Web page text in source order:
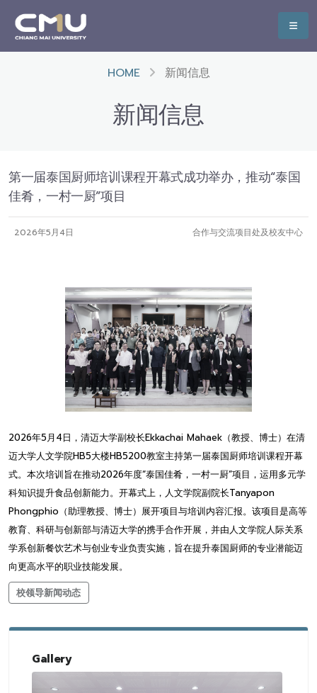
HOME 新闻信息
新闻信息
第一届泰国厨师培训课程开幕式成功举办，推动“泰国
佳肴，一村一厨”项目
2026年5月4日 合作与交流项目处及校友中心
2026年5月4日，清迈大学副校长Ekkachai Mahaek（教授、博士）在清
迈大学人文学院HB5大楼HB5200教室主持第一届泰国厨师培训课程开幕
式。本次培训旨在推动2026年度“泰国佳肴，一村一厨”项目，运用多元学
科知识提升食品创新能力。开幕式上，人文学院副院长Tanyapon
Phongphio（助理教授、博士）展开项目与培训内容汇报。该项目是高等
教育、科研与创新部与清迈大学的携手合作开展，并由人文学院人际关系
学系创新餐饮艺术与创业专业负责实施，旨在提升泰国厨师的专业潜能迈
向更高水平的职业技能发展。
校领导新闻动态
Gallery